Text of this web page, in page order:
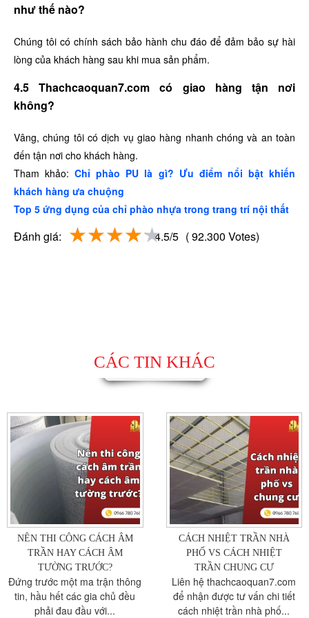
như thế nào?
Chúng tôi có chính sách bảo hành chu đáo để đảm bảo sự hài
lòng của khách hàng sau khi mua sản phẩm.
4.5 Thachcaoquan7.com có giao hàng tận nơi
không?
Vâng, chúng tôi có dịch vụ giao hàng nhanh chóng và an toàn
đến tận nơi cho khách hàng.
Tham khảo:Chỉ phào PU là gì? Ưu điểm nổi bật khiến
khách hàng ưa chuộng
Top 5 ứng dụng của chỉ phào nhựa trong trang trí nội thất
Đánh giá: 4.5/5 ( 92.300 Votes)
CÁC TIN KHÁC
NÊN THI CÔNG CÁCH ÂM
TRẦN HAY CÁCH ÂM
TƯỜNG TRƯỚC?
Đứng trước một ma trận thông
tin, hầu hết các gia chủ đều
phải đau đầu với...
CÁCH NHIỆT TRẦN NHÀ
PHỐ VS CÁCH NHIỆT
TRẦN CHUNG CƯ
Liên hệ thachcaoquan7.com
để nhận được tư vấn chi tiết
cách nhiệt trần nhà phố...